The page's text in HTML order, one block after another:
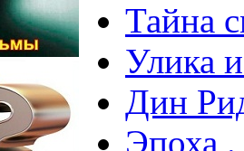
Тайна
Улика
Дин
Эпоха .